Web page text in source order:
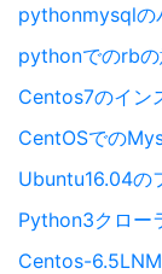
pythonmysqlの
pythonでのrbの
Centos7のイン
CentOSでの
Ubuntu16.04の
Python3クロー
Centos-